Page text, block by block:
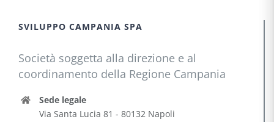
SVILUPPO CAMPANIA SPA
Società soggetta alla direzione e al
coordinamento della Regione Campania
Sede legale
Via Santa Lucia 81 - 80132 Napoli